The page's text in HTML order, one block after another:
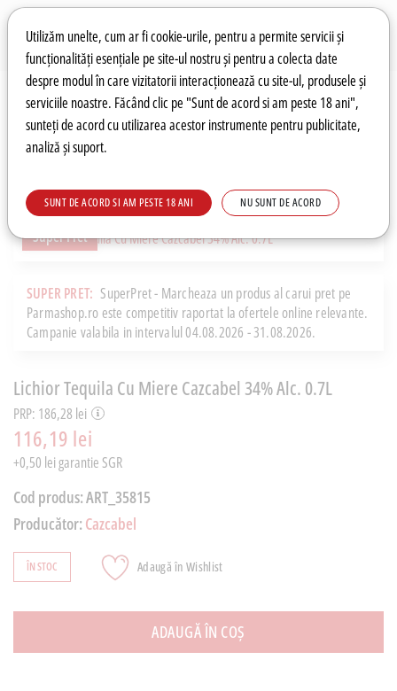
Preferințe pentru cookie-uri
Utilizăm unelte, cum ar fi cookie-urile, pentru a permite servicii și
funcționalități esențiale pe site-ul nostru și pentru a colecta date
despre modul în care vizitatorii interacționează cu site-ul, produsele și
serviciile noastre. Făcând clic pe "Sunt de acord si am peste 18 ani",
sunteți de acord cu utilizarea acestor instrumente pentru publicitate,
analiză și suport.
SUNT DE ACORD SI AM PESTE 18 ANI NU SUNT DE ACORD
Wishlist Autentificare
Super Pret
SUPER PRET: SuperPret - Marcheaza un produs al carui pret pe
Parmashop.ro este competitiv raportat la ofertele online relevante.
Campanie valabila in intervalul 04.08.2026 - 31.08.2026.
Lichior Tequila Cu Miere Cazcabel 34% Alc. 0.7L
PRP: 186,28 lei
116,19 lei
+0,50 lei garantie SGR
Cod produs:ART_35815
Producător: Cazcabel
ÎN STOC Adaugă în Wishlist
ADAUGĂ ÎN COȘ